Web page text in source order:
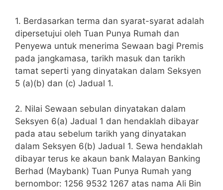
1. Berdasarkan terma dan syarat-syarat adalah
dipersetujui oleh Tuan Punya Rumah dan
Penyewa untuk menerima Sewaan bagi Premis
pada jangkamasa, tarikh masuk dan tarikh
tamat seperti yang dinyatakan dalam Seksyen
5 (a)(b) dan (c) Jadual 1.
2. Nilai Sewaan sebulan dinyatakan dalam
Seksyen 6(a) Jadual 1 dan hendaklah dibayar
pada atau sebelum tarikh yang dinyatakan
dalam Seksyen 6(b) Jadual 1. Sewa hendaklah
dibayar terus ke akaun bank Malayan Banking
Berhad (Maybank) Tuan Punya Rumah yang
bernombor: 1256 9532 1267 atas nama Ali Bin